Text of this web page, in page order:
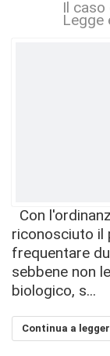
Il
Legge
Con
riconosciuto il
frequentare
sebbene non
biologico, s...
Continua a